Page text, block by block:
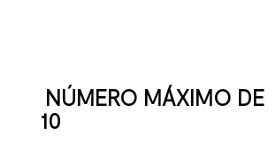
NÚMERO MÁXIMO
10